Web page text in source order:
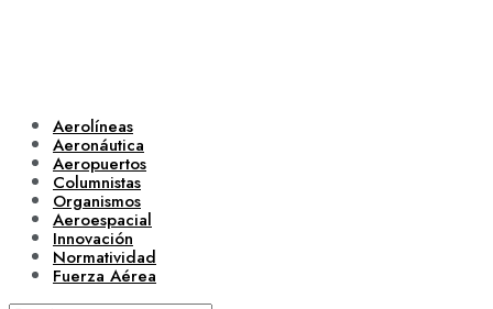
Aerolíneas
Aeronáutica
Aeropuertos
Columnistas
Organismos
Aeroespacial
Innovación
Normatividad
Fuerza Aérea